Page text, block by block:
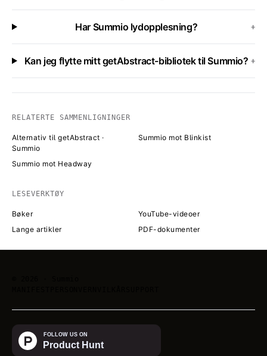
Har Summio lydopplesning? +
Kan jeg flytte mitt getAbstract-bibliotek til Summio? +
RELATERTE SAMMENLIGNINGER
Alternativ til getAbstract ·
Summio
Summio mot Blinkist
Summio mot Headway
LESEVERKTØY
Bøker
YouTube-videoer
Lange artikler
PDF-dokumenter